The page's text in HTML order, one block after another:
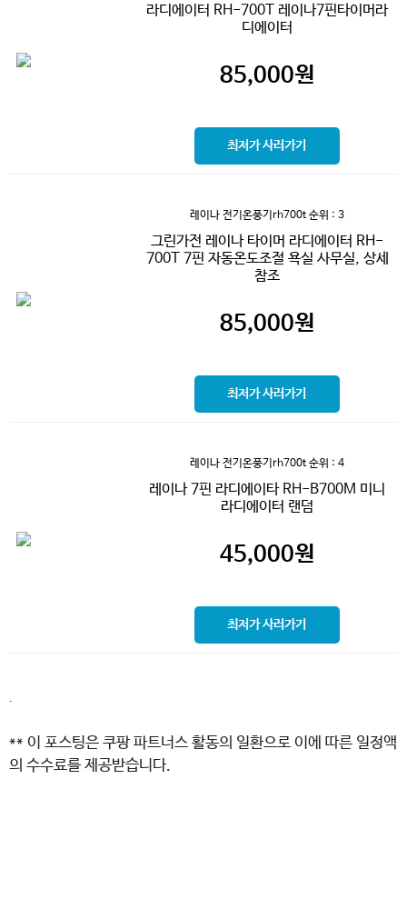
라디에이터 RH-700T 레이나7핀타이머라
디에이터
85,000원
최저가 사러가기
레이나 전기온풍기rh700t순위 : 3
그린가전 레이나 타이머 라디에이터 RH-
700T 7핀 자동온도조절 욕실 사무실, 상세
참조
85,000원
최저가 사러가기
레이나 전기온풍기rh700t순위 : 4
레이나 7핀 라디에이타 RH-B700M 미니
라디에이터 랜덤
45,000원
최저가 사러가기
.
** 이 포스팅은 쿠팡 파트너스 활동의 일환으로 이에 따른 일정액
의 수수료를 제공받습니다.